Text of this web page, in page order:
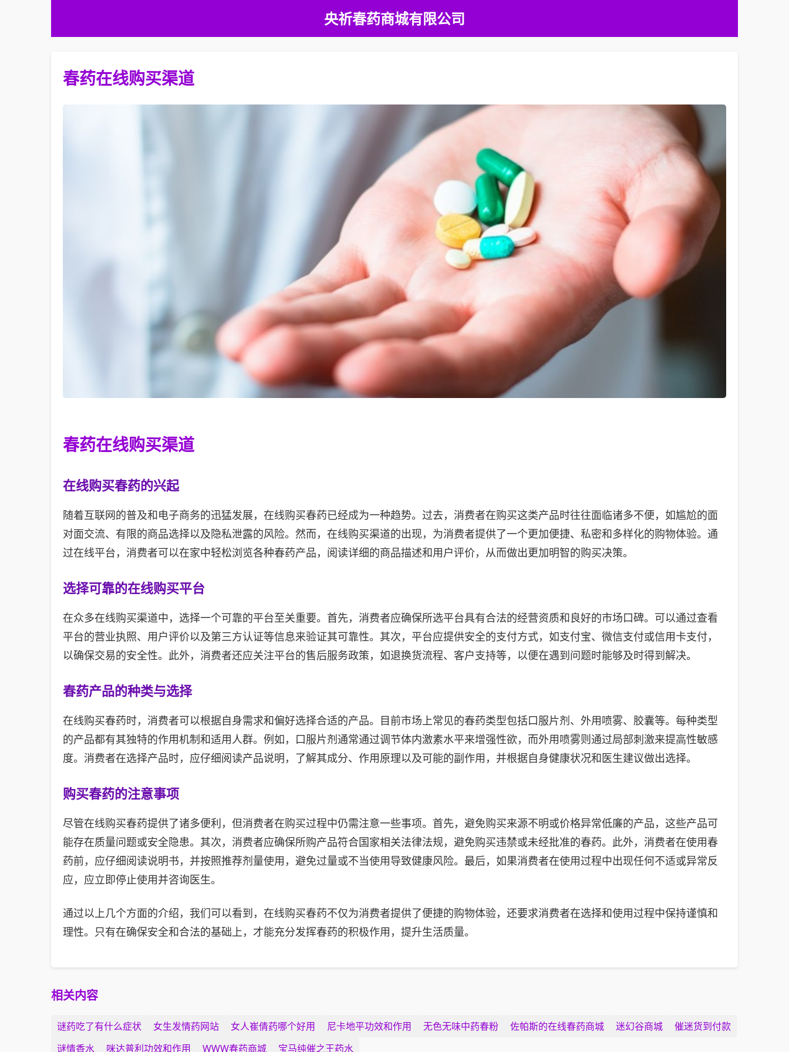
央祈春药商城有限公司
春药在线购买渠道
春药在线购买渠道
在线购买春药的兴起
随着互联网的普及和电子商务的迅猛发展，在线购买春药已经成为一种趋势。过去，消费者在购买这类产品时往往面临诸多不便，如尴尬的面
对面交流、有限的商品选择以及隐私泄露的风险。然而，在线购买渠道的出现，为消费者提供了一个更加便捷、私密和多样化的购物体验。通
过在线平台，消费者可以在家中轻松浏览各种春药产品，阅读详细的商品描述和用户评价，从而做出更加明智的购买决策。
选择可靠的在线购买平台
在众多在线购买渠道中，选择一个可靠的平台至关重要。首先，消费者应确保所选平台具有合法的经营资质和良好的市场口碑。可以通过查看
平台的营业执照、用户评价以及第三方认证等信息来验证其可靠性。其次，平台应提供安全的支付方式，如支付宝、微信支付或信用卡支付，
以确保交易的安全性。此外，消费者还应关注平台的售后服务政策，如退换货流程、客户支持等，以便在遇到问题时能够及时得到解决。
春药产品的种类与选择
在线购买春药时，消费者可以根据自身需求和偏好选择合适的产品。目前市场上常见的春药类型包括口服片剂、外用喷雾、胶囊等。每种类型
的产品都有其独特的作用机制和适用人群。例如，口服片剂通常通过调节体内激素水平来增强性欲，而外用喷雾则通过局部刺激来提高性敏感
度。消费者在选择产品时，应仔细阅读产品说明，了解其成分、作用原理以及可能的副作用，并根据自身健康状况和医生建议做出选择。
购买春药的注意事项
尽管在线购买春药提供了诸多便利，但消费者在购买过程中仍需注意一些事项。首先，避免购买来源不明或价格异常低廉的产品，这些产品可
能存在质量问题或安全隐患。其次，消费者应确保所购产品符合国家相关法律法规，避免购买违禁或未经批准的春药。此外，消费者在使用春
药前，应仔细阅读说明书，并按照推荐剂量使用，避免过量或不当使用导致健康风险。最后，如果消费者在使用过程中出现任何不适或异常反
应，应立即停止使用并咨询医生。
通过以上几个方面的介绍，我们可以看到，在线购买春药不仅为消费者提供了便捷的购物体验，还要求消费者在选择和使用过程中保持谨慎和
理性。只有在确保安全和合法的基础上，才能充分发挥春药的积极作用，提升生活质量。
相关内容
谜药吃了有什么症状 女生发情药网站 女人崔倩药哪个好用 尼卡地平功效和作用 无色无味中药春粉 佐帕斯的在线春药商城 迷幻谷商城
催迷货到付款
谜情香水
咪达普利功效和作用 WWW春药商城 宝马纯催之王药水